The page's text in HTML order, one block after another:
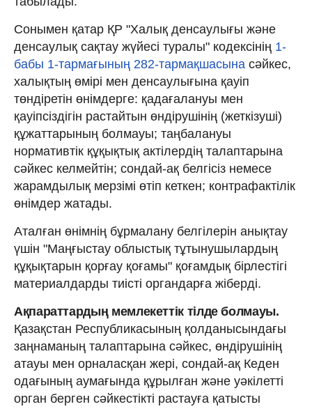
Сонымен қатар ҚР "Халық денсаулығы және
денсаулық сақтау жүйесі туралы" кодексінің 1-
бабы 1-тармағының 282-тармақшасына сәйкес,
халықтың өмірі мен денсаулығына қауіп
төндіретін өнімдерге: қадағалануы мен
қауіпсіздігін растайтын өндірушінің (жеткізуші)
құжаттарының болмауы; таңбалануы
нормативтік құқықтық актілердің талаптарына
сәйкес келмейтін; сондай-ақ белгісіз немесе
жарамдылық мерзімі өтіп кеткен; контрафактілік
өнімдер жатады.
Аталған өнімнің бұрмалану белгілерін анықтау
үшін "Маңғыстау облыстық тұтынушылардың
құқықтарын қорғау қоғамы" қоғамдық бірлестігі
материалдарды тиісті органдарға жіберді.
Ақпараттардың мемлекеттік тілде болмауы.
Қазақстан Республикасының қолданысындағы
заңнаманың талаптарына сәйкес, өндірушінің
атауы мен орналасқан жері, сондай-ақ Кеден
одағының аумағында құрылған және уәкілетті
орган берген сәйкестікті растауға қатысты